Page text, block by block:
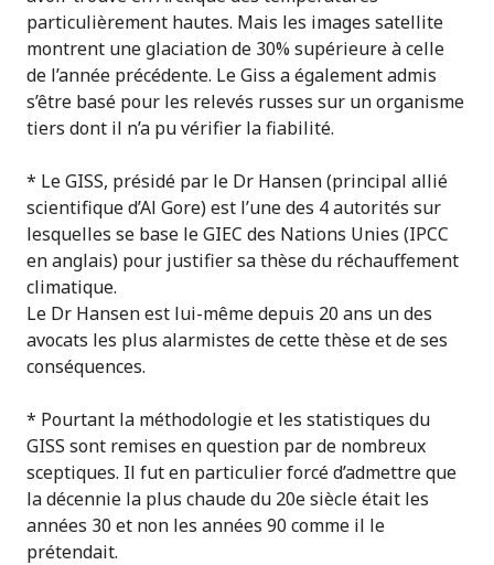
particulièrement hautes. Mais les images satellite
montrent une glaciation de 30% supérieure à celle
de l’année précédente. Le Giss a également admis
s’être basé pour les relevés russes sur un organisme
tiers dont il n’a pu vérifier la fiabilité.
* Le GISS, présidé par le Dr Hansen (principal allié
scientifique d’Al Gore) est l’une des 4 autorités sur
lesquelles se base le GIEC des Nations Unies (IPCC
en anglais) pour justifier sa thèse du réchauffement
climatique.
Le Dr Hansen est lui-même depuis 20 ans un des
avocats les plus alarmistes de cette thèse et de ses
conséquences.
* Pourtant la méthodologie et les statistiques du
GISS sont remises en question par de nombreux
sceptiques. Il fut en particulier forcé d’admettre que
la décennie la plus chaude du 20e siècle était les
années 30 et non les années 90 comme il le
prétendait.